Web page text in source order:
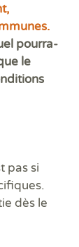
lors d'une
?
Les
pourra-
le
pas si
dès le